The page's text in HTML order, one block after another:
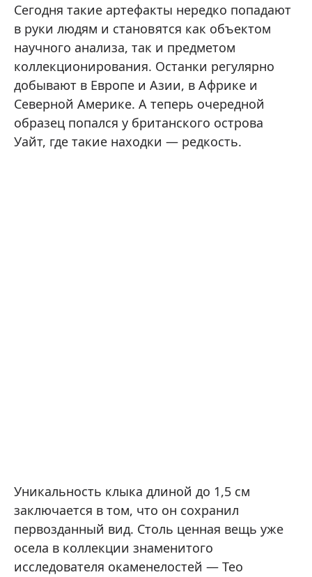
Сегодня такие артефакты нередко попадают
в руки людям и становятся как объектом
научного анализа, так и предметом
коллекционирования. Останки регулярно
добывают в Европе и Азии, в Африке и
Северной Америке. А теперь очередной
образец попался у британского острова
Уайт, где такие находки — редкость.
Уникальность клыка длиной до 1,5 см
заключается в том, что он сохранил
первозданный вид. Столь ценная вещь уже
осела в коллекции знаменитого
исследователя окаменелостей — Тео